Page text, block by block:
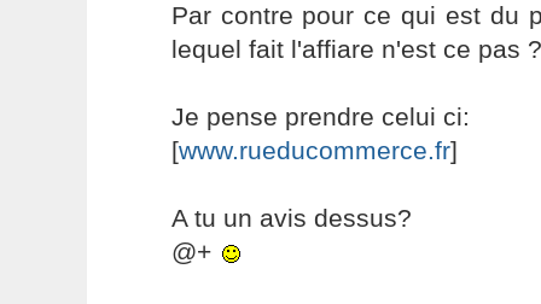
Par contre pour ce qui est du
lequel fait l'affiare n'est ce pas ?
Je pense prendre celui ci:
[www.rueducommerce.fr]
A tu un avis dessus?
@+